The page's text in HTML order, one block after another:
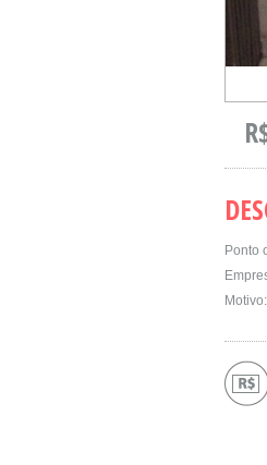
Ponto